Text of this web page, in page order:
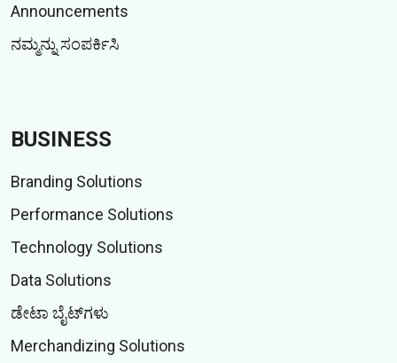
Announcements
ನಮ್ಮನ್ನು ಸಂಪರ್ಕಿಸಿ
BUSINESS
Branding Solutions
Performance Solutions
Technology Solutions
Data Solutions
ಡೇಟಾ ಬೈಟ್‌ಗಳು
Merchandizing Solutions